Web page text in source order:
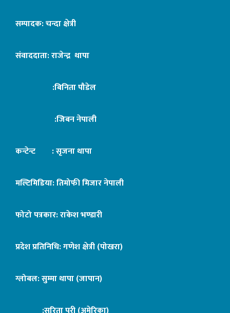
सम्पादक: चन्दा क्षेत्री
संवाददाता: राजेन्द्र थापा
:बिनिता पौडेल
:जिबन नेपाली
कन्टेन्ट : सृजना थापा
मल्टिमिडिया: तिमोफी मिजार नेपाली
फोटो पत्रकार: राकेश भण्डारी
प्रदेश प्रतिनिधि: गणेश क्षेत्री (पोखरा)
ग्लोबल: सुम्मा थापा (जापान)